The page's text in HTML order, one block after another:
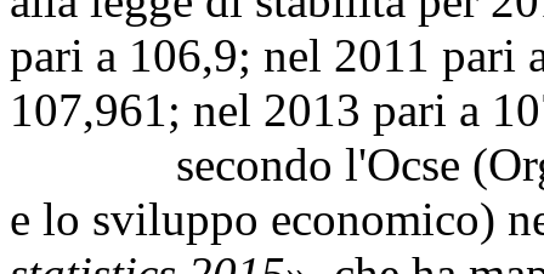
pari a 106,9; nel 2011 pari
107,961; nel 2013 pari a
secondo l'Ocse
e lo sviluppo economico)